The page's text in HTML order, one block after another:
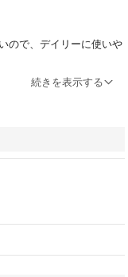
ので、デイリーに使いや
買いをするお客様も。
続きを表示する